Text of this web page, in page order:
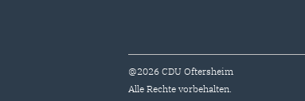
@2026 CDU Oftersheim
Alle Rechte vorbehalten.